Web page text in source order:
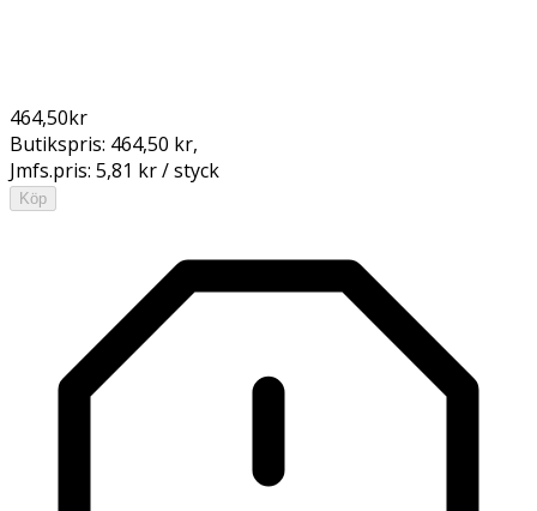
464,50kr
Butikspris: 464,50 kr,
Jmfs.pris: 5,81 kr / styck
Köp